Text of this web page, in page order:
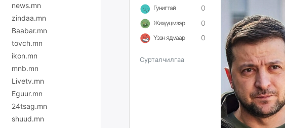
news.mn
zindaa.mn
Baabar.mn
tovch.mn
ikon.mn
mnb.mn
Livetv.mn
Eguur.mn
24tsag.mn
shuud.mn
Гунигтай 0
Жихүүцмээр 0
Үзэн ядмаар 0
Сурталчилгаа